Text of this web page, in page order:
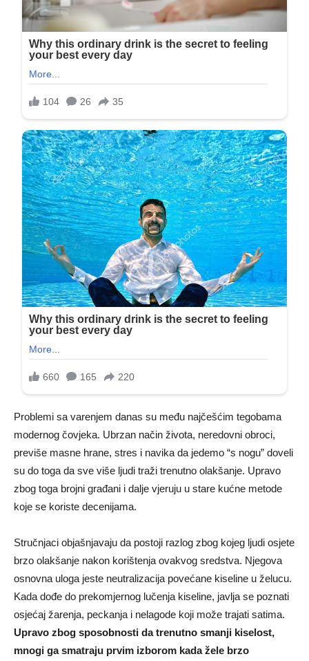
Problemi sa varenjem danas su među najčešćim tegobama
modernog čovjeka. Ubrzan način života, neredovni obroci,
previše masne hrane, stres i navika da jedemo “s nogu” doveli
su do toga da sve više ljudi traži trenutno olakšanje. Upravo
zbog toga brojni građani i dalje vjeruju u stare kućne metode
koje se koriste decenijama.
Stručnjaci objašnjavaju da postoji razlog zbog kojeg ljudi osjete
brzo olakšanje nakon korištenja ovakvog sredstva. Njegova
osnovna uloga jeste neutralizacija povećane kiseline u želucu.
Kada dođe do prekomjernog lučenja kiseline, javlja se poznati
osjećaj žarenja, peckanja i nelagode koji može trajati satima.
Upravo zbog sposobnosti da trenutno smanji kiselost,
mnogi ga smatraju prvim izborom kada žele brzo